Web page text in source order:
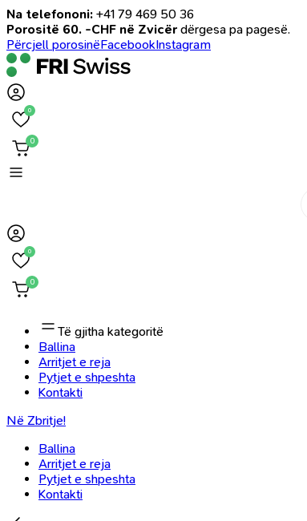
Na telefononi: +41 79 469 50 36
Porositë 60. -CHF në Zvicër dërgesa pa pagesë.
Përcjell porosinëFacebookInstagram
0
0
0
0
Të gjitha kategoritë
Ballina
Arritjet e reja
Pytjet e shpeshta
Kontakti
Në Zbritje!
Ballina
Arritjet e reja
Pytjet e shpeshta
Kontakti